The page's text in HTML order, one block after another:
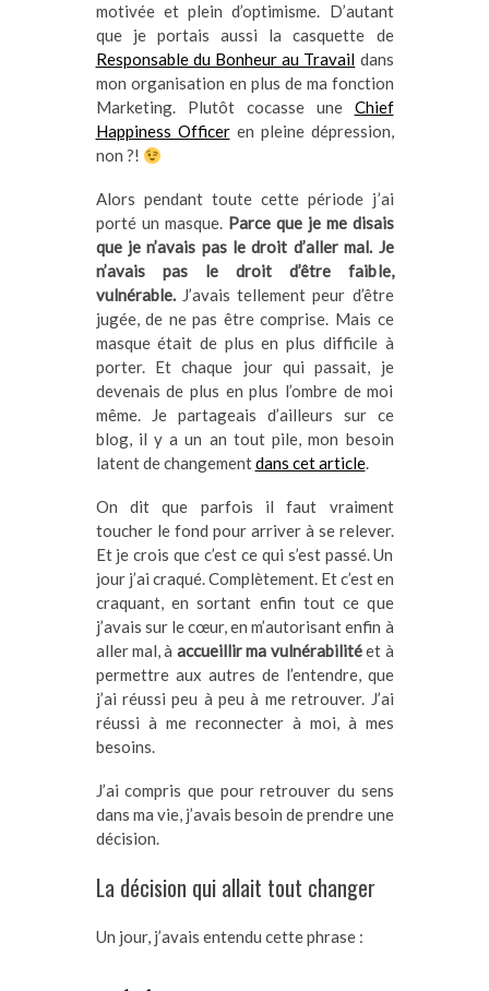
motivée et plein d’optimisme. D’autant
que je portais aussi la casquette de
Responsable du Bonheur au Travail dans
mon organisation en plus de ma fonction
Marketing. Plutôt cocasse une Chief
Happiness Officeren pleine dépression,
non ?!
Alors pendant toute cette période j’ai
porté un masque. Parce que je me disais
que je n’avais pas le droit d’aller mal. Je
n’avais pas le droit d’être faible,
vulnérable.J’avais tellement peur d’être
jugée, de ne pas être comprise. Mais ce
masque était de plus en plus difficile à
porter. Et chaque jour qui passait, je
devenais de plus en plus l’ombre de moi
même. Je partageais d’ailleurs sur ce
blog, il y a un an tout pile, mon besoin
latent de changementdans cet article.
On dit que parfois il faut vraiment
toucher le fond pour arriver à se relever.
Et je crois que c’est ce qui s’est passé. Un
jour j’ai craqué. Complètement. Et c’est en
craquant, en sortant enfin tout ce que
j’avais sur le cœur, en m’autorisant enfin à
aller mal, à accueillir ma vulnérabilitéet à
permettre aux autres de l’entendre, que
j’ai réussi peu à peu à me retrouver. J’ai
réussi à me reconnecter à moi, à mes
besoins.
J’ai compris que pour retrouver du sens
dans ma vie, j’avais besoin de prendre une
décision.
La décision qui allait tout changer
Un jour, j’avais entendu cette phrase :